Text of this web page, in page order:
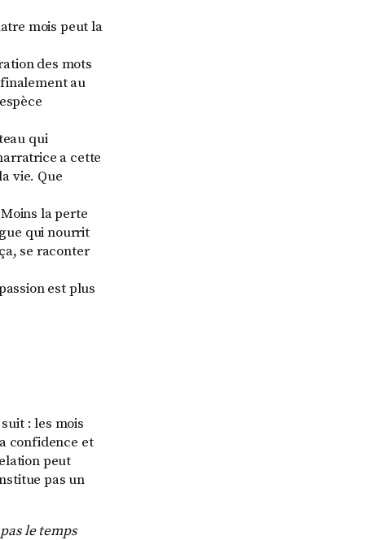
mois peut la
des mots
au
qui
a cette
vie. Que
la perte
qui nourrit
se raconter
est plus
: les mois
confidence et
peut
pas un
le temps